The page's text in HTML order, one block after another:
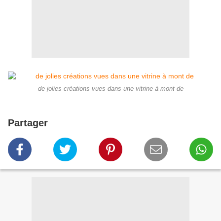
de jolies créations vues dans une vitrine à mont de
Partager